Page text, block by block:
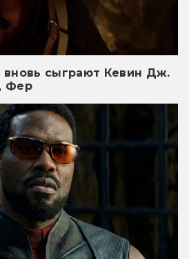
вновь сыграют Кевин Дж.
Фер